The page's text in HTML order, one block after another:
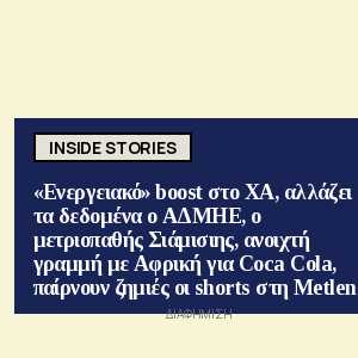
INSIDE STORIES
«Ενεργειακό» boost στο ΧΑ, αλλάζει
τα δεδομένα ο ΑΔΜΗΕ, ο
μετριοπαθής Σιάμισιης, ανοιχτή
γραμμή με Αφρική για Coca Cola,
παίρνουν ζημιές οι shorts στη Metlen